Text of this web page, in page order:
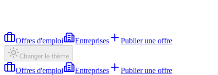
Offres d'emploi Entreprises Publier une offre
Changer le thème
Offres d'emploi Entreprises Publier une offre